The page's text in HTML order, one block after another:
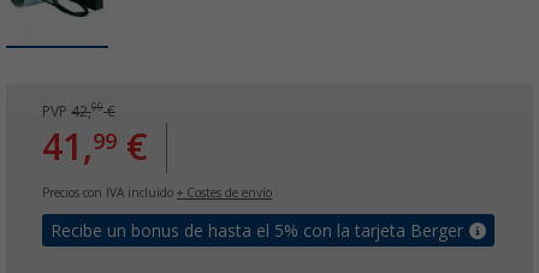
PVP 42,99€
41,99 €
Precios con IVA incluido + Costes de envío
Recibe un bonus de hasta el 5% con la tarjeta Berger